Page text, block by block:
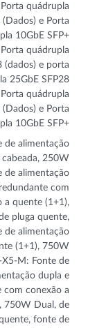
quádrupla
(Dados) e Porta
10GbE SFP+
quádrupla
(dados) e porta
25GbE SFP28
quádrupla
(Dados) e Porta
10GbE SFP+
de alimentação
cabeada, 250W
de alimentação
com
a quente (1+1),
pluga quente,
de alimentação
(1+1), 750W
X5-M: Fonte de
dupla e
com conexão a
750W Dual, de
fonte de